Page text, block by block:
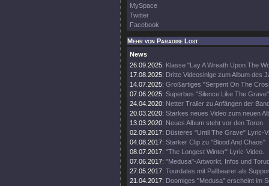
MySpace
Twitter
Facebook
Mehr von Paradise Lost
News
26.09.2025: Klasse "Lay A Wreath Upon The
17.08.2025: Dritte Videosinlge zum Album des
14.07.2025: Großartiges "Serpent On The
07.06.2025: Superbes "Silence Like The
24.04.2020: Netter Trailer zu Anfängen der
20.03.2020: Starkes neues Video zum neuen
13.03.2020: Neues Album steht vor den Toren
02.09.2017: Düsteres "Until The Grave" Lyric-
04.08.2017: Starker Clip zu "Blood And Chaos"
08.07.2017: "The Longest Winter" Lyric-Video.
07.06.2017: "Medusa"-Artworkt, Infos und
27.05.2017: Tourdates mit Pallbearer als
21.04.2017: Doomiges "Medusa" erscheint im